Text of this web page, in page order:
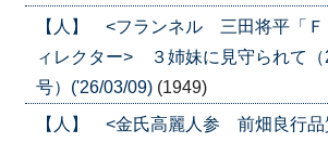
【人】 <フランネル 三田将平「Ｆ
ィレクター> ３姉妹に見守られて（
号）('26/03/09) (1949)
【人】 <金氏高麗人参 前畑良行品